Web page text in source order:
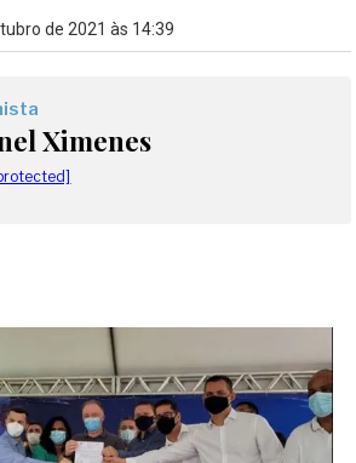
de 2021 às 14:39
Ximenes